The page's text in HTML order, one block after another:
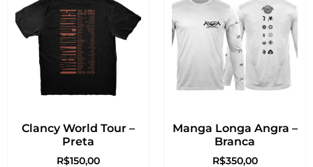
Clancy World Tour –
Preta
R$150,00
Manga Longa Angra –
Branca
R$350,00